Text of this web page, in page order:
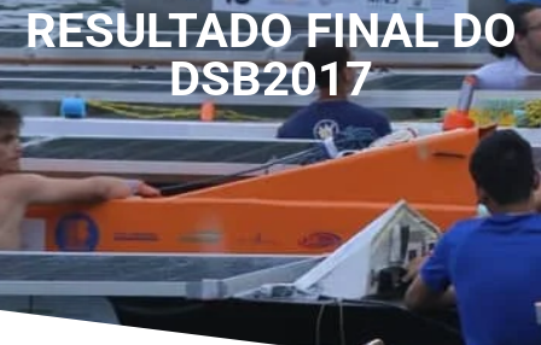
RESULTADO FINAL DO
DSB2017